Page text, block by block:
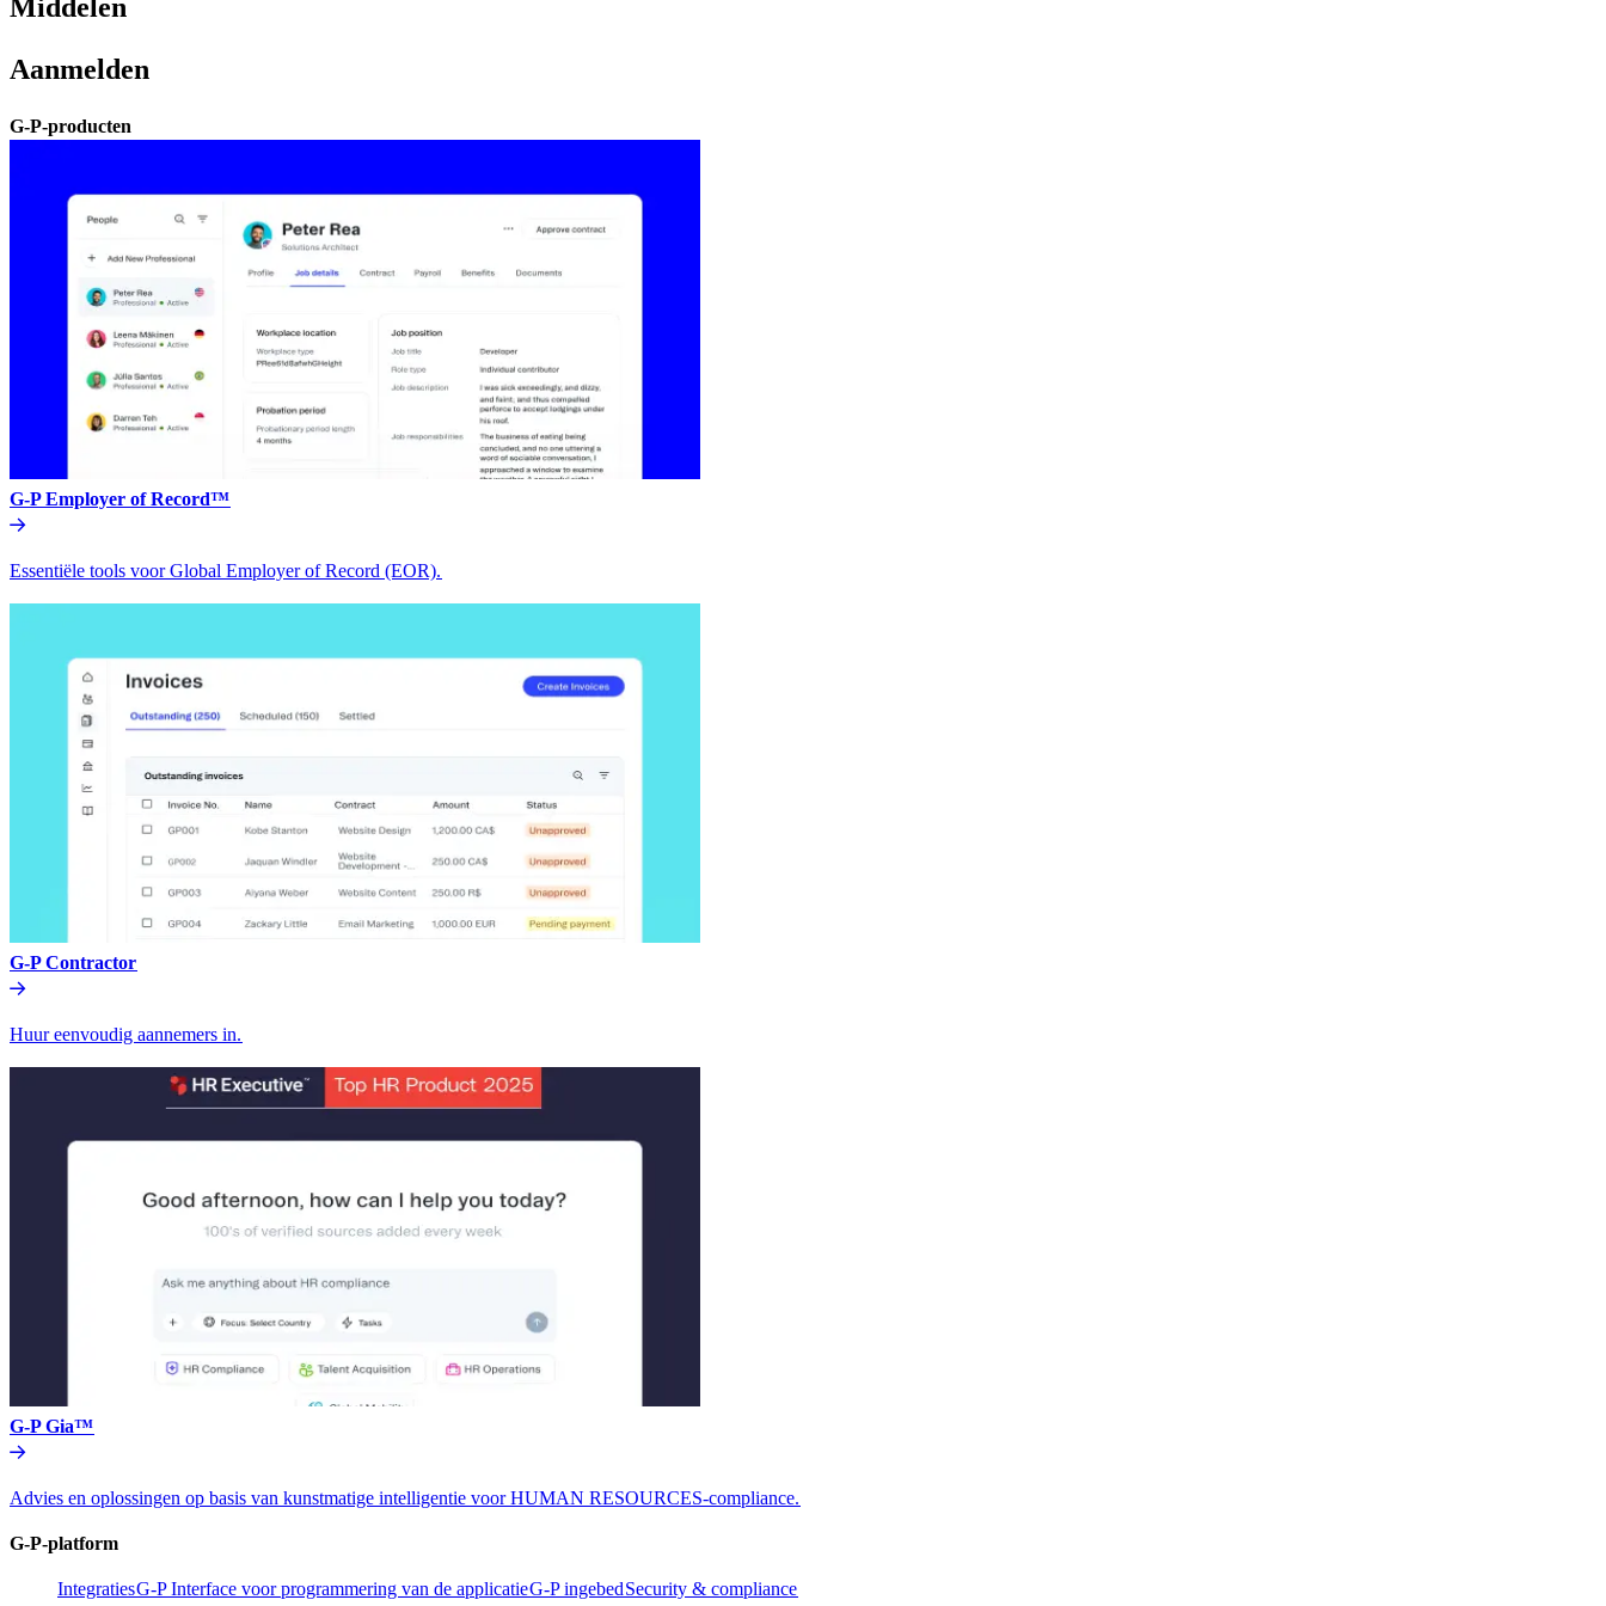
Middelen​​
Aanmelden​​
G-P-producten​​
G-P Employer of Record™​​
Essentiële tools voor Global Employer of Record (EOR).​​
G-P Contractor​​
Huur eenvoudig aannemers in.​​
G-P Gia™​​
Advies en oplossingen op basis van kunstmatige intelligentie voor HUMAN RESOURCES-compliance.​​
G-P-platform​​
Integraties​​G-P Interface voor programmering van de applicatie​​G-P ingebed​​Security & compliance​​